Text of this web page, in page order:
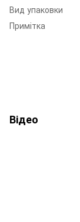
Вид упаковки
Примітка
Відео